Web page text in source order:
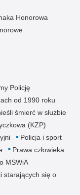
Honorowa
Policję
od 1990 roku
śmierć w służbie
(KZP)
Policja i sport
Prawa człowieka
MSWiA
starających się o